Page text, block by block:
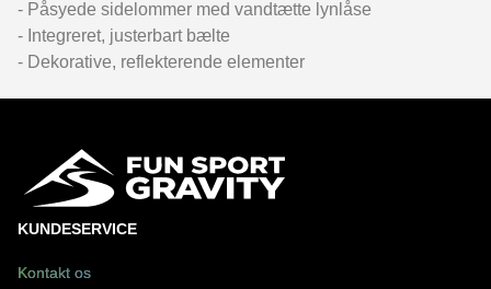
- Påsyede sidelommer med vandtætte lynlåse
- Integreret, justerbart bælte
- Dekorative, reflekterende elementer
KUNDESERVICE
Kontakt os